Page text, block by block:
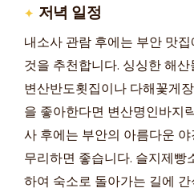
저녁 일정
내소사 관람 후에는 부안 맛
것을 추천합니다. 싱싱한 해
변산반도횟집이나 다해꽃게
을 좋아한다면 변산명인바지
사 후에는 부안의 아름다운
무리하면 좋습니다. 슬지제빵
하여 숙소로 돌아가는 길에